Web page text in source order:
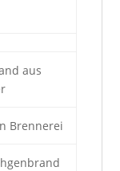
aus
Brennerei